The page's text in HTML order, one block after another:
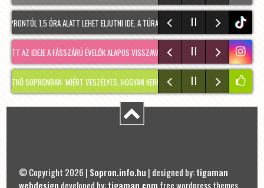
1,5 ÓRA ALATT LEHET ELJUTNI IDE. A TÚRA A PREINER GSCHEID PARKOLÓBÓLtiktok
IDEJE A FÁSSZÁRÚ ÉVELŐK ALAPOS VISSZAVÁ… RÉGMÚLT KIRAKATA, AMÉLIE MÓDRA
MIÉRT VESZÉLYES, HOGYAN KERÜLHETETT IDE, ÉS MIKOR SZABADUL FEL?
© Copyright 2026 | Sopron.info.hu | designed by:tigaman
webdesign developed by:tigaman.com free wordpress themes